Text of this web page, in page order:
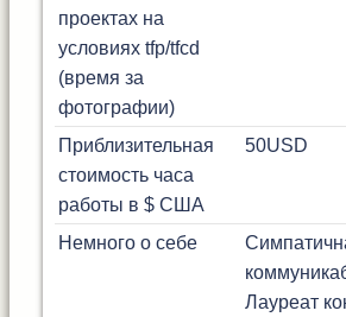
проектах на
условиях tfp/tfcd
(время за
фотографии)
Приблизительная
стоимость часа
работы в $ США
50USD
Немного о себе
Лауреат